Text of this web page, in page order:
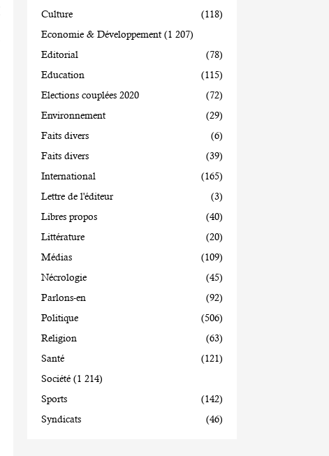
Culture
(118)
Economie & Développement (1 207)
Editorial
(78)
Education
(115)
Elections couplées 2020
(72)
Environnement
(29)
Faits divers
(6)
Faits divers
(39)
International
(165)
Lettre de l'éditeur
(3)
Libres propos
(40)
Littérature
(20)
Médias
(109)
Nécrologie
(45)
Parlons-en
(92)
Politique
(506)
Religion
(63)
Santé
(121)
Société (1 214)
Sports
(142)
Syndicats
(46)